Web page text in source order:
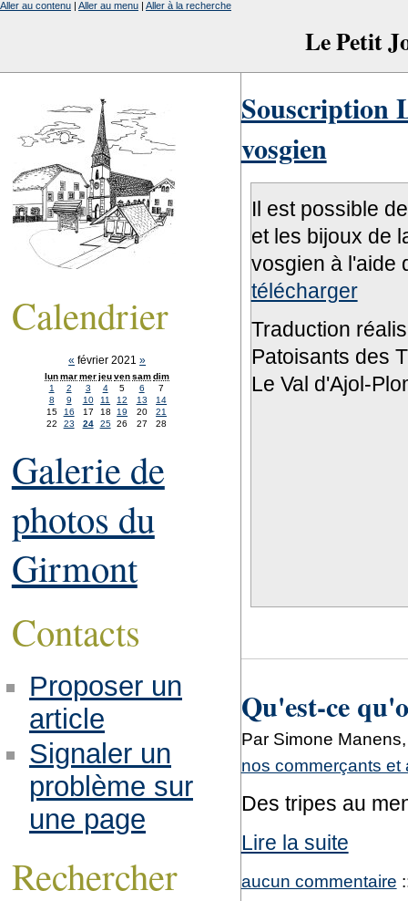
Le Petit
Aller au contenu | Aller au menu | Aller à la recherche
Souscription
vosgien
Il est possible
et les bijoux de
vosgien à l'aide
télécharger
Traduction
Patoisants des
Le Val d'Ajol-
Qu'est-ce
Par Simone
nos commerçants et
Des tripes au
Lire la suite
aucun commentaire
Calendrier
« février 2021»
lunmarmerjeuvensamdim
1
2 3 4 5 6
7
8
9 10 11 12 13
14
15
16 17 18 19 20
21
22
23 24 25 26 27 28
Galerie de
photos du
Girmont
Contacts
Proposer un
article
Signaler un
problème sur
une page
Rechercher